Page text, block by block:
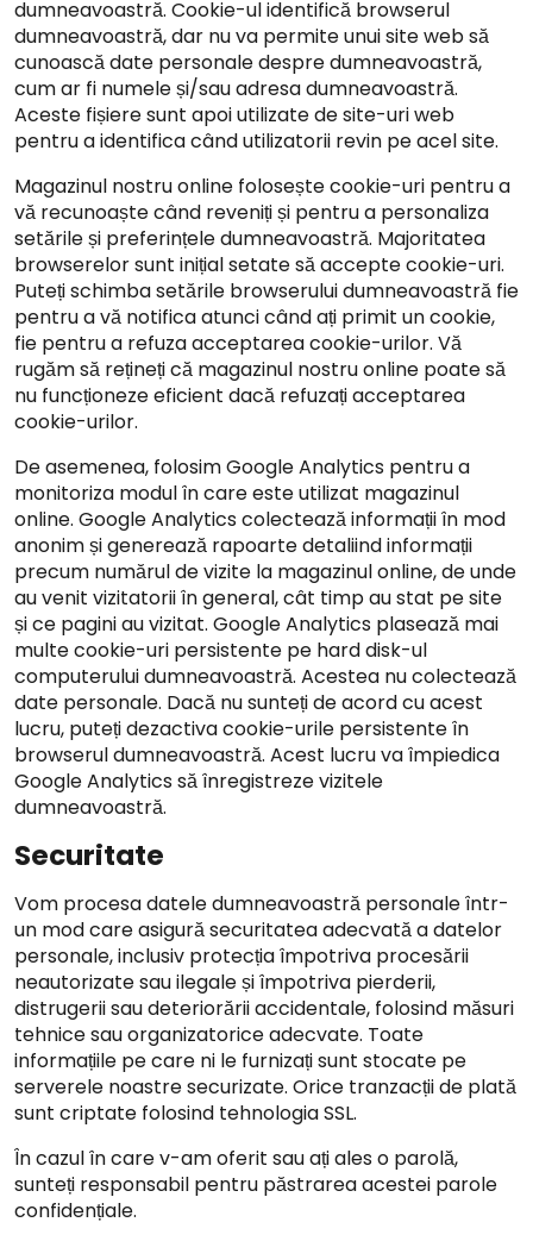
dumneavoastră. Cookie-ul identifică browserul
dumneavoastră, dar nu va permite unui site web să
cunoască date personale despre dumneavoastră,
cum ar fi numele și/sau adresa dumneavoastră.
Aceste fișiere sunt apoi utilizate de site-uri web
pentru a identifica când utilizatorii revin pe acel site.
Magazinul nostru online folosește cookie-uri pentru a
vă recunoaște când reveniți și pentru a personaliza
setările și preferințele dumneavoastră. Majoritatea
browserelor sunt inițial setate să accepte cookie-uri.
Puteți schimba setările browserului dumneavoastră fie
pentru a vă notifica atunci când ați primit un cookie,
fie pentru a refuza acceptarea cookie-urilor. Vă
rugăm să rețineți că magazinul nostru online poate să
nu funcționeze eficient dacă refuzați acceptarea
cookie-urilor.
De asemenea, folosim Google Analytics pentru a
monitoriza modul în care este utilizat magazinul
online. Google Analytics colectează informații în mod
anonim și generează rapoarte detaliind informații
precum numărul de vizite la magazinul online, de unde
au venit vizitatorii în general, cât timp au stat pe site
și ce pagini au vizitat. Google Analytics plasează mai
multe cookie-uri persistente pe hard disk-ul
computerului dumneavoastră. Acestea nu colectează
date personale. Dacă nu sunteți de acord cu acest
lucru, puteți dezactiva cookie-urile persistente în
browserul dumneavoastră. Acest lucru va împiedica
Google Analytics să înregistreze vizitele
dumneavoastră.
Securitate
Vom procesa datele dumneavoastră personale într-
un mod care asigură securitatea adecvată a datelor
personale, inclusiv protecția împotriva procesării
neautorizate sau ilegale și împotriva pierderii,
distrugerii sau deteriorării accidentale, folosind măsuri
tehnice sau organizatorice adecvate. Toate
informațiile pe care ni le furnizați sunt stocate pe
serverele noastre securizate. Orice tranzacții de plată
sunt criptate folosind tehnologia SSL.
În cazul în care v-am oferit sau ați ales o parolă,
sunteți responsabil pentru păstrarea acestei parole
confidențiale.